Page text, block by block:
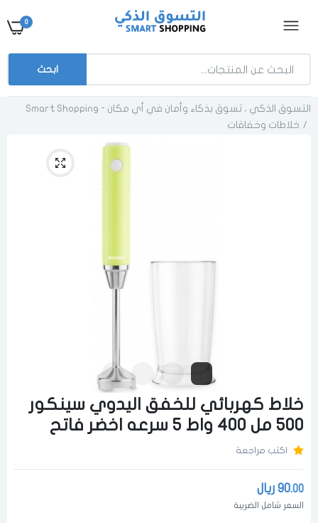
0
ابحث
التسوق الذكي ، تسوق بذكاء وأمان في أي مكان - Smart Shopping
خلاطات وخفاقات
خلاط كهربائي للخفق اليدوي سينكور
500 مل 400 واط 5 سرعه اخضر فاتح
اكتب مراجعة
90.00 ريال
السعر شامل الضريبة